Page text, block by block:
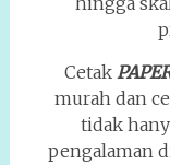
Cetak
murah dan
tidak
pengalaman